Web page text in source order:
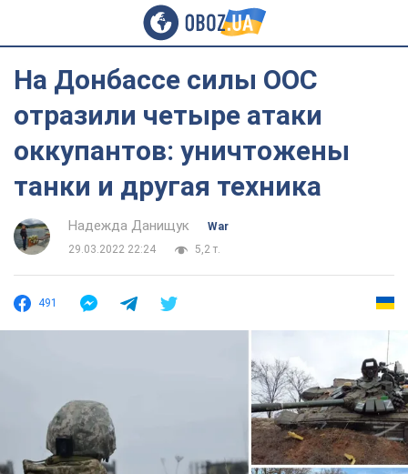
На Донбассе силы ООС
отразили четыре атаки
оккупантов: уничтожены
танки и другая техника
Надежда Данищук
War
29.03.2022 22:24
5,2 т.
491